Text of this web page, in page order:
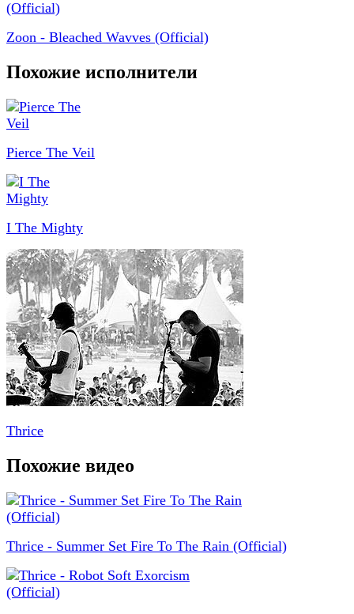
Zoon - Bleached Wavves (Official)
Похожие исполнители
Pierce The Veil
I The Mighty
Thrice
Похожие видео
Thrice - Summer Set Fire To The Rain (Official)